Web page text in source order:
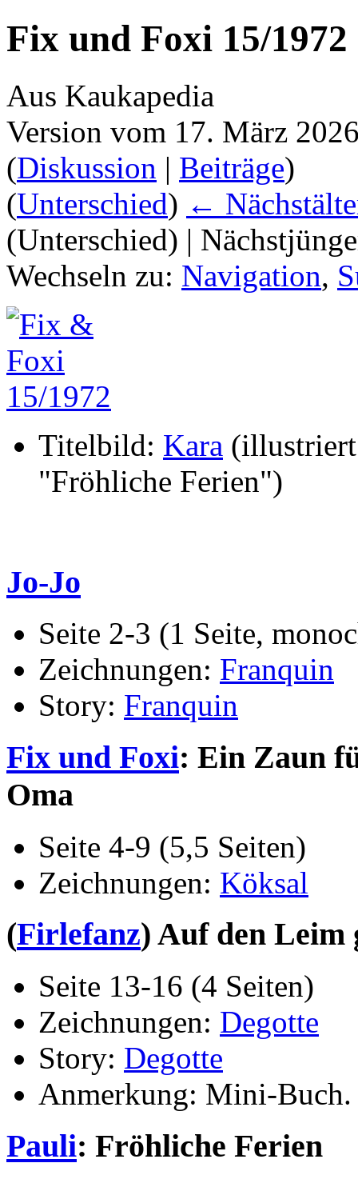
Fix und Foxi 15/1972
Aus Kaukapedia
Version vom 17. März
(Diskussion | Beiträge)
(Unterschied) ←
(Unterschied) |
Wechseln zu: Navigation,
Titelbild: Kara (illustriert
"Fröhliche Ferien")
Jo-Jo
Seite 2-3 (1 Seite,
Zeichnungen: Franquin
Story: Franquin
Fix und Foxi: Ein Zaun
Oma
Seite 4-9 (5,5 Seiten)
Zeichnungen: Köksal
(Firlefanz) Auf den Leim
Seite 13-16 (4 Seiten)
Zeichnungen: Degotte
Story: Degotte
Anmerkung: Mini-Buch.
Pauli: Fröhliche Ferien